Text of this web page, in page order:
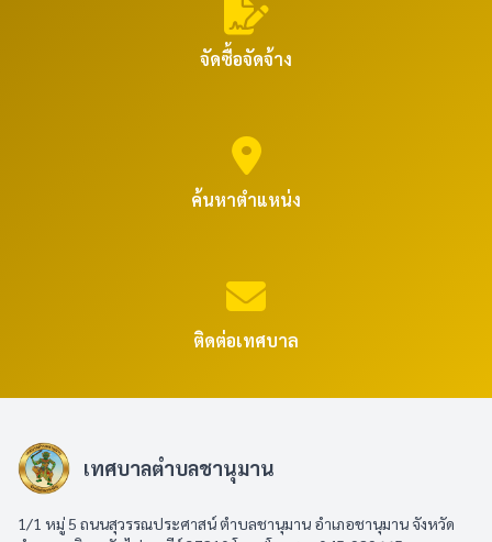
จัดซื้อจัดจ้าง
ค้นหาตำแหน่ง
ติดต่อเทศบาล
เทศบาลตำบลชานุมาน
1/1 หมู่ 5 ถนนสุวรรณประศาสน์ ตำบลชานุมาน อำเภอชานุมาน จังหวัด